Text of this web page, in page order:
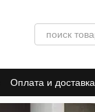
Оплата и доставка